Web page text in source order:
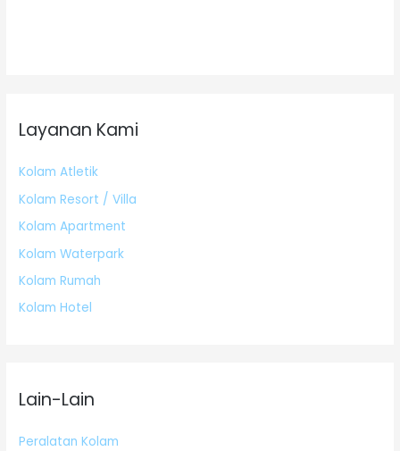
Layanan Kami
Kolam Atletik
Kolam Resort / Villa
Kolam Apartment
Kolam Waterpark
Kolam Rumah
Kolam Hotel
Lain-Lain
Peralatan Kolam